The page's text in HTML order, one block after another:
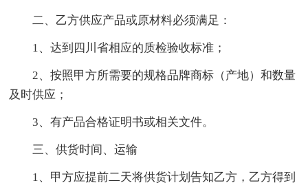
二、乙方供应产品或原材料必须满足：
1、达到四川省相应的质检验收标准；
2、按照甲方所需要的规格品牌商标（产地）和数量
及时供应；
3、有产品合格证明书或相关文件。
三、供货时间、运输
1、甲方应提前二天将供货计划告知乙方，乙方得到